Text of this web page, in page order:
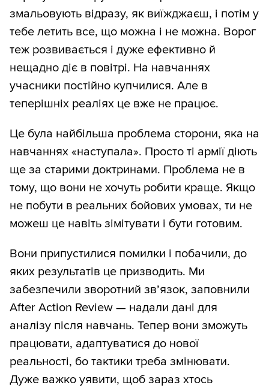
змальовують відразу, як виїжджаєш, і потім у
тебе летить все, що можна і не можна. Ворог
теж розвивається і дуже ефективно й
нещадно діє в повітрі. На навчаннях
учасники постійно купчилися. Але в
теперішніх реаліях це вже не працює.
Це була найбільша проблема сторони, яка на
навчаннях «наступала». Просто ті армії діють
ще за старими доктринами. Проблема не в
тому, що вони не хочуть робити краще. Якщо
не побути в реальних бойових умовах, ти не
можеш це навіть зімітувати і бути готовим.
Вони припустилися помилки і побачили, до
яких результатів це призводить. Ми
забезпечили зворотний зв’язок, заповнили
After Action Review — надали дані для
аналізу після навчань. Тепер вони зможуть
працювати, адаптуватися до нової
реальності, бо тактики треба змінювати.
Дуже важко уявити, щоб зараз хтось